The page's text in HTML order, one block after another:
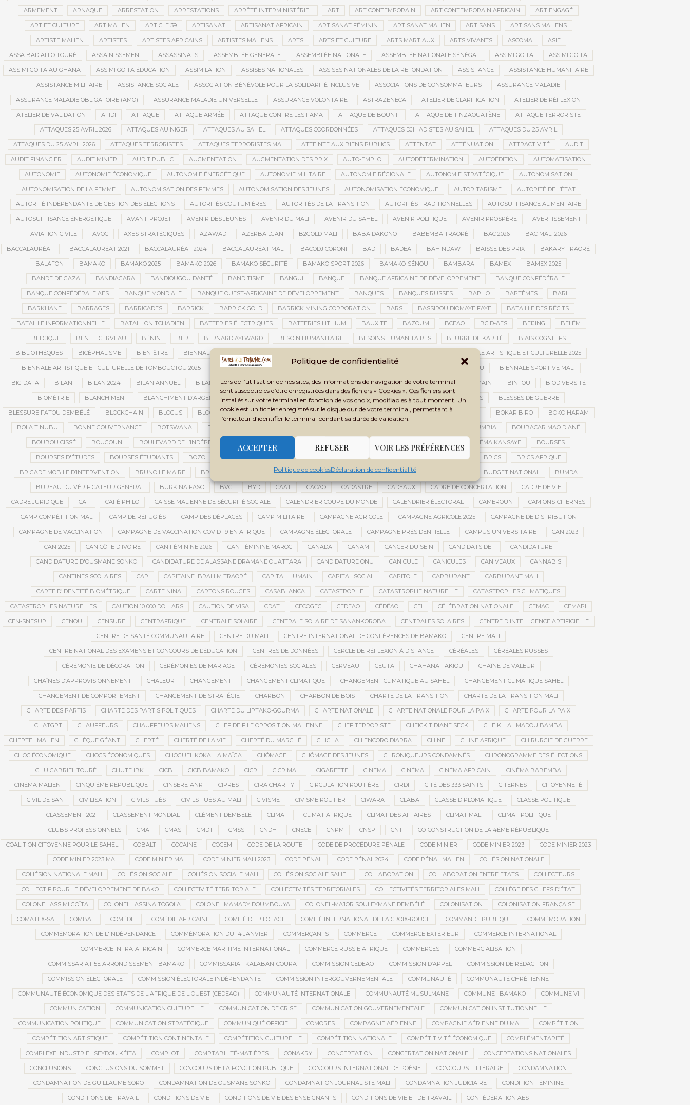
Politique de confidentialité
Lors de l’utilisation de nos sites, des informations de navigation de votre terminal
sont susceptibles d’être enregistrées dans des fichiers « Cookies ». Ces fichiers sont
installés sur votre terminal en fonction de vos choix, modifiables à tout moment. Un
cookie est un fichier enregistré sur le disque dur de votre terminal, permettant à
l’émetteur d’identifier le terminal pendant sa durée de validation.
ACCEPTER REFUSER VOIR LES PRÉFÉRENCES
Politique de cookiesDéclaration de confidentialité
ARMEMENT ARNAQUE ARRESTATION ARRESTATIONS ARRÊTÉ INTERMINISTÉRIEL ART ART CONTEMPORAIN ART CONTEMPORAIN AFRICAIN ART ENGAGÉ
ART ET CULTURE ART MALIEN ARTICLE 39 ARTISANAT ARTISANAT AFRICAIN ARTISANAT FÉMININ ARTISANAT MALIEN ARTISANS ARTISANS MALIENS
ARTISTE MALIEN ARTISTES ARTISTES AFRICAINS ARTISTES MALIENS ARTS ARTS ET CULTURE ARTS MARTIAUX ARTS VIVANTS ASCOMA ASIE
ASSA BADIALLO TOURÉ ASSAINISSEMENT ASSASSINATS ASSEMBLÉE GÉNÉRALE ASSEMBLÉE NATIONALE ASSEMBLÉE NATIONALE SÉNÉGAL ASSIMI GOITA ASSIMI GOÏTA
ASSIMI GOITA AU GHANA ASSIMI GOÏTA ÉDUCATION ASSIMILATION ASSISES NATIONALES ASSISES NATIONALES DE LA REFONDATION ASSISTANCE ASSISTANCE HUMANITAIRE
ASSISTANCE MILITAIRE ASSISTANCE SOCIALE ASSOCIATION BÉNÉVOLE POUR LA SOLIDARITÉ INCLUSIVE ASSOCIATIONS DE CONSOMMATEURS ASSURANCE MALADIE
ASSURANCE MALADIE OBLIGATOIRE (AMO) ASSURANCE MALADIE UNIVERSELLE ASSURANCE VOLONTAIRE ASTRAZENECA ATELIER DE CLARIFICATION ATELIER DE RÉFLEXION
ATELIER DE VALIDATION ATIDI ATTAQUE ATTAQUE ARMÉE ATTAQUE CONTRE LES FAMA ATTAQUE DE BOUNTI ATTAQUE DE TINZAOUATÈNE ATTAQUE TERRORISTE
ATTAQUES 25 AVRIL 2026 ATTAQUES AU NIGER ATTAQUES AU SAHEL ATTAQUES COORDONNÉES ATTAQUES DJIHADISTES AU SAHEL ATTAQUES DU 25 AVRIL
ATTAQUES DU 25 AVRIL 2026 ATTAQUES TERRORISTES ATTAQUES TERRORISTES MALI ATTEINTE AUX BIENS PUBLICS ATTENTAT ATTÉNUATION ATTRACTIVITÉ AUDIT
AUDIT FINANCIER AUDIT MINIER AUDIT PUBLIC AUGMENTATION AUGMENTATION DES PRIX AUTO-EMPLOI AUTODÉTERMINATION AUTOÉDITION AUTOMATISATION
AUTONOMIE AUTONOMIE ÉCONOMIQUE AUTONOMIE ÉNERGÉTIQUE AUTONOMIE MILITAIRE AUTONOMIE RÉGIONALE AUTONOMIE STRATÉGIQUE AUTONOMISATION
AUTONOMISATION DE LA FEMME AUTONOMISATION DES FEMMES AUTONOMISATION DES JEUNES AUTONOMISATION ÉCONOMIQUE AUTORITARISME AUTORITÉ DE L’ÉTAT
AUTORITÉ INDÉPENDANTE DE GESTION DES ÉLECTIONS AUTORITÉS COUTUMIÈRES AUTORITÉS DE LA TRANSITION AUTORITÉS TRADITIONNELLES AUTOSUFFISANCE ALIMENTAIRE
AUTOSUFFISANCE ÉNERGÉTIQUE AVANT-PROJET AVENIR DES JEUNES AVENIR DU MALI AVENIR DU SAHEL AVENIR POLITIQUE AVENIR PROSPÈRE AVERTISSEMENT
AVIATION CIVILE AVOC AXES STRATÉGIQUES AZAWAD AZERBAÏDJAN B2GOLD MALI BABA DAKONO BABEMBA TRAORÉ BAC 2026 BAC MALI 2026
BACCALAURÉAT BACCALAURÉAT 2021 BACCALAURÉAT 2024 BACCALAURÉAT MALI BACODJICORONI BAD BADEA BAH NDAW BAISSE DES PRIX BAKARY TRAORÉ
BALAFON BAMAKO BAMAKO 2025 BAMAKO 2026 BAMAKO SÉCURITÉ BAMAKO SPORT 2026 BAMAKO-SÉNOU BAMBARA BAMEX BAMEX 2025
BANDE DE GAZA BANDIAGARA BANDIOUGOU DANTÉ BANDITISME BANGUI BANQUE BANQUE AFRICAINE DE DÉVELOPPEMENT BANQUE CONFÉDÉRALE
BANQUE CONFÉDÉRALE AES BANQUE MONDIALE BANQUE OUEST-AFRICAINE DE DÉVELOPPEMENT BANQUES BANQUES RUSSES BAPHO BAPTÊMES BARIL
BARKHANE BARRAGES BARRICADES BARRICK BARRICK GOLD BARRICK MINING CORPORATION BARS BASSIROU DIOMAYE FAYE BATAILLE DES RÉCITS
BATAILLE INFORMATIONNELLE BATAILLON TCHADIEN BATTERIES ÉLECTRIQUES BATTERIES LITHIUM BAUXITE BAZOUM BCEAO BCID-AES BEIJING BELÉM
BELGIQUE BEN LE CERVEAU BÉNIN BER BERNARD AYLWARD BESOIN HUMANITAIRE BESOINS HUMANITAIRES BEURRE DE KARITÉ BIAIS COGNITIFS
BIBLIOTHÈQUES BICÉPHALISME BIEN-ÊTRE BIENNALE AFRICAINE DE LA PHOTOGRAPHIE BIENNALE ARTISTIQUE ET CULTURELLE 2025
BIENNALE ARTISTIQUE ET CULTURELLE DE TOMBOUCTOU 2025 BIENNALE ARTISTIQUE ET CULTURELLE TOMBOUCTOU 2025 BIENNALE DE TOMBOUCTOU BIENNALE SPORTIVE MALI
BIG DATA BILAN BILAN 2024 BILAN ANNUEL BILAN DE LA TRANSITION BILAN DES ACTIVITÉS BILAN ET PERSPECTIVES BILAN HUMAIN BINTOU BIODIVERSITÉ
BIOMÉTRIE BLANCHIMENT BLANCHIMENT D’ARGENT BLANCHIMENT DE CAPITAUX BLASPHÈME BLÉ BLÉ RUSSE BLESSÉS BLESSÉS DE GUERRE
BLESSURE FATOU DEMBÉLÉ BLOCKCHAIN BLOCUS BLOCUS ÉCONOMIQUE BLOGING BNDA BOAD BOBO-DIOULASSO BOGOLAN BOKAR BIRO BOKO HARAM
BOLA TINUBU BONNE GOUVERNANCE BOTSWANA BOUARÉ FILY SISSOKO BOUBACAR DOUMBIA BOUBACAR MAO DIANÉ
BOUBOU CISSÉ BOUGOUNI BOULEVARD DE L’INDÉPENDANCE BOUREM BOURÉMA KANSAYE BOURSES
BOURSES D'ÉTUDES BOURSES ÉTUDIANTS BOZO BRASSAGE CULTUREL BRÉSIL BRICE OLIGUI NGUEMA BRICS BRICS AFRIQUE
BRIGADE MOBILE D’INTERVENTION BRUNO LE MAIRE BRUXELLES BUDGET 2027-2029 BUDGET AGRICOLE BUDGET DE LA PRÉSIDENCE BUDGET NATIONAL BUMDA
BUREAU DU VÉRIFICATEUR GÉNÉRAL BURKINA FASO BVG BYD CAAT CACAO CADASTRE CADEAUX CADRE DE CONCERTATION CADRE DE VIE
CADRE JURIDIQUE CAF CAFÉ PHILO CAISSE MALIENNE DE SÉCURITÉ SOCIALE CALENDRIER COUPE DU MONDE CALENDRIER ÉLECTORAL CAMEROUN CAMIONS-CITERNES
CAMP COMPÉTITION MALI CAMP DE RÉFUGIÉS CAMP DES DÉPLACÉS CAMP MILITAIRE CAMPAGNE AGRICOLE CAMPAGNE AGRICOLE 2025 CAMPAGNE DE DISTRIBUTION
CAMPAGNE DE VACCINATION CAMPAGNE DE VACCINATION COVID-19 EN AFRIQUE CAMPAGNE ÉLECTORALE CAMPAGNE PRÉSIDENTIELLE CAMPUS UNIVERSITAIRE CAN 2023
CAN 2025 CAN CÔTE D'IVOIRE CAN FÉMININE 2026 CAN FÉMININE MAROC CANADA CANAM CANCER DU SEIN CANDIDATS DEF CANDIDATURE
CANDIDATURE D'OUSMANE SONKO CANDIDATURE DE ALASSANE DRAMANE OUATTARA CANDIDATURE ONU CANICULE CANICULES CANIVEAUX CANNABIS
CANTINES SCOLAIRES CAP CAPITAINE IBRAHIM TRAORÉ CAPITAL HUMAIN CAPITAL SOCIAL CAPITOLE CARBURANT CARBURANT MALI
CARTE D’IDENTITÉ BIOMÉTRIQUE CARTE NINA CARTONS ROUGES CASABLANCA CATASTROPHE CATASTROPHE NATURELLE CATASTROPHES CLIMATIQUES
CATASTROPHES NATURELLES CAUTION 10 000 DOLLARS CAUTION DE VISA CDAT CECOGEC CEDEAO CÉDÉAO CEI CÉLÉBRATION NATIONALE CEMAC CEMAPI
CEN-SNESUP CENOU CENSURE CENTRAFRIQUE CENTRALE SOLAIRE CENTRALE SOLAIRE DE SANANKOROBA CENTRALES SOLAIRES CENTRE D'INTELLIGENCE ARTIFICIELLE
CENTRE DE SANTÉ COMMUNAUTAIRE CENTRE DU MALI CENTRE INTERNATIONAL DE CONFÉRENCES DE BAMAKO CENTRE MALI
CENTRE NATIONAL DES EXAMENS ET CONCOURS DE L’ÉDUCATION CENTRES DE DONNÉES CERCLE DE RÉFLEXION À DISTANCE CÉRÉALES CÉRÉALES RUSSES
CÉRÉMONIE DE DÉCORATION CÉRÉMONIES DE MARIAGE CÉRÉMONIES SOCIALES CERVEAU CEUTA CHAHANA TAKIOU CHAÎNE DE VALEUR
CHAÎNES D’APPROVISIONNEMENT CHALEUR CHANGEMENT CHANGEMENT CLIMATIQUE CHANGEMENT CLIMATIQUE AU SAHEL CHANGEMENT CLIMATIQUE SAHEL
CHANGEMENT DE COMPORTEMENT CHANGEMENT DE STRATÉGIE CHARBON CHARBON DE BOIS CHARTE DE LA TRANSITION CHARTE DE LA TRANSITION MALI
CHARTE DES PARTIS CHARTE DES PARTIS POLITIQUES CHARTE DU LIPTAKO-GOURMA CHARTE NATIONALE CHARTE NATIONALE POUR LA PAIX CHARTE POUR LA PAIX
CHATGPT CHAUFFEURS CHAUFFEURS MALIENS CHEF DE FILE OPPOSITION MALIENNE CHEF TERRORISTE CHEICK TIDIANE SECK CHEIKH AHMADOU BAMBA
CHEPTEL MALIEN CHÈQUE GÉANT CHERTÉ CHERTÉ DE LA VIE CHERTÉ DU MARCHÉ CHICHA CHIENCORO DIARRA CHINE CHINE AFRIQUE CHIRURGIE DE GUERRE
CHOC ÉCONOMIQUE CHOCS ÉCONOMIQUES CHOGUEL KOKALLA MAÏGA CHÔMAGE CHÔMAGE DES JEUNES CHRONIQUEURS CONDAMNÉS CHRONOGRAMME DES ÉLECTIONS
CHU GABRIEL TOURÉ CHUTE IBK CICB CICB BAMAKO CICR CICR MALI CIGARETTE CINEMA CINÉMA CINÉMA AFRICAIN CINÉMA BABEMBA
CINÉMA MALIEN CINQUIÈME RÉPUBLIQUE CINSERE-ANR CIPRES CIRA CHARITY CIRCULATION ROUTIÈRE CIRDI CITÉ DES 333 SAINTS CITERNES CITOYENNETÉ
CIVIL DE SAN CIVILISATION CIVILS TUÉS CIVILS TUÉS AU MALI CIVISME CIVISME ROUTIER CIWARA CLABA CLASSE DIPLOMATIQUE CLASSE POLITIQUE
CLASSEMENT 2021 CLASSEMENT MONDIAL CLÉMENT DEMBÉLÉ CLIMAT CLIMAT AFRIQUE CLIMAT DES AFFAIRES CLIMAT MALI CLIMAT POLITIQUE
CLUBS PROFESSIONNELS CMA CMAS CMDT CMSS CNDH CNECE CNPM CNSP CNT CO-CONSTRUCTION DE LA 4ÈME RÉPUBLIQUE
COALITION CITOYENNE POUR LE SAHEL COBALT COCAÏNE COCEM CODE DE LA ROUTE CODE DE PROCÉDURE PÉNALE CODE MINIER CODE MINIER 2023 CODE MINIER 2023
CODE MINIER 2023 MALI CODE MINIER MALI CODE MINIER MALI 2023 CODE PÉNAL CODE PÉNAL 2024 CODE PÉNAL MALIEN COHÉSION NATIONALE
COHÉSION NATIONALE MALI COHÉSION SOCIALE COHÉSION SOCIALE MALI COHÉSION SOCIALE SAHEL COLLABORATION COLLABORATION ENTRE ETATS COLLECTEURS
COLLECTIF POUR LE DÉVELOPPEMENT DE BAKO COLLECTIVITÉ TERRITORIALE COLLECTIVITÉS TERRITORIALES COLLECTIVITÉS TERRITORIALES MALI COLLÈGE DES CHEFS D’ÉTAT
COLONEL ASSIMI GOÏTA COLONEL LASSINA TOGOLA COLONEL MAMADY DOUMBOUYA COLONEL-MAJOR SOULEYMANE DEMBÉLÉ COLONISATION COLONISATION FRANÇAISE
COMATEX-SA COMBAT COMÉDIE COMÉDIE AFRICAINE COMITÉ DE PILOTAGE COMITÉ INTERNATIONAL DE LA CROIX-ROUGE COMMANDE PUBLIQUE COMMÉMORATION
COMMÉMORATION DE L'INDÉPENDANCE COMMÉMORATION DU 14 JANVIER COMMERÇANTS COMMERCE COMMERCE EXTÉRIEUR COMMERCE INTERNATIONAL
COMMERCE INTRA-AFRICAIN COMMERCE MARITIME INTERNATIONAL COMMERCE RUSSIE AFRIQUE COMMERCES COMMERCIALISATION
COMMISSARIAT 5E ARRONDISSEMENT BAMAKO COMMISSARIAT KALABAN-COURA COMMISSION CEDEAO COMMISSION D’APPEL COMMISSION DE RÉDACTION
COMMISSION ÉLECTORALE COMMISSION ÉLECTORALE INDÉPENDANTE COMMISSION INTERGOUVERNEMENTALE COMMUNAUTÉ COMMUNAUTÉ CHRÉTIENNE
COMMUNAUTÉ ÉCONOMIQUE DES ETATS DE L'AFRIQUE DE L'OUEST (CEDEAO) COMMUNAUTÉ INTERNATIONALE COMMUNAUTÉ MUSULMANE COMMUNE I BAMAKO COMMUNE VI
COMMUNICATION COMMUNICATION CULTURELLE COMMUNICATION DE CRISE COMMUNICATION GOUVERNEMENTALE COMMUNICATION INSTITUTIONNELLE
COMMUNICATION POLITIQUE COMMUNICATION STRATÉGIQUE COMMUNIQUÉ OFFICIEL COMORES COMPAGNIE AÉRIENNE COMPAGNIE AÉRIENNE DU MALI COMPÉTITION
COMPÉTITION ARTISTIQUE COMPÉTITION CONTINENTALE COMPÉTITION CULTURELLE COMPÉTITION NATIONALE COMPÉTITIVITÉ ÉCONOMIQUE COMPLÉMENTARITÉ
COMPLEXE INDUSTRIEL SEYDOU KÉÏTA COMPLOT COMPTABILITÉ-MATIÈRES CONAKRY CONCERTATION CONCERTATION NATIONALE CONCERTATIONS NATIONALES
CONCLUSIONS CONCLUSIONS DU SOMMET CONCOURS DE LA FONCTION PUBLIQUE CONCOURS INTERNATIONAL DE POÉSIE CONCOURS LITTÉRAIRE CONDAMNATION
CONDAMNATION DE GUILLAUME SORO CONDAMNATION DE OUSMANE SONKO CONDAMNATION JOURNALISTE MALI CONDAMNATION JUDICIAIRE CONDITION FÉMININE
CONDITIONS DE TRAVAIL CONDITIONS DE VIE CONDITIONS DE VIE DES ENSEIGNANTS CONDITIONS DE VIE ET DE TRAVAIL CONFÉDÉRATION AES